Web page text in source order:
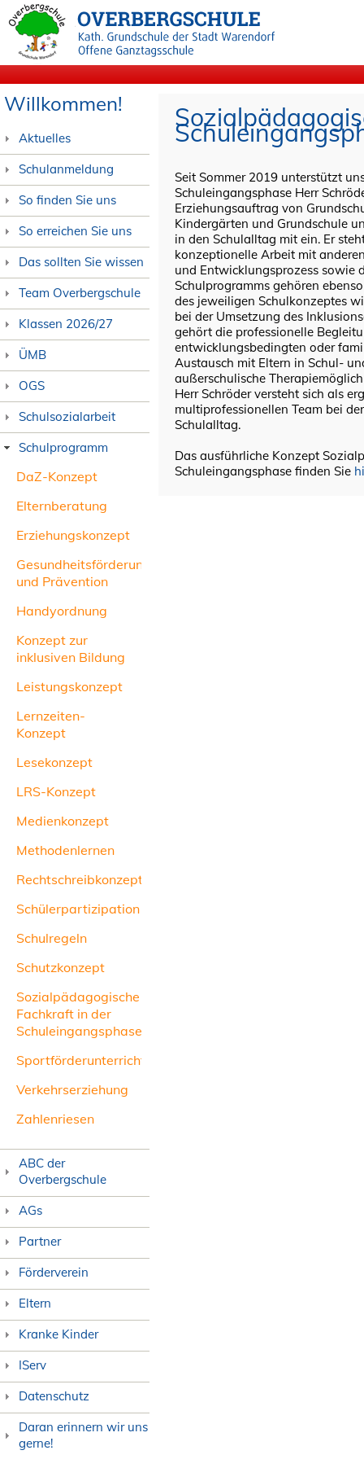
Willkommen!
Aktuelles
Schulanmeldung
So finden Sie uns
So erreichen Sie uns
Das sollten Sie wissen
Team Overbergschule
Klassen 2026/27
ÜMB
OGS
Schulsozialarbeit
Schulprogramm
DaZ-Konzept
Elternberatung
Erziehungskonzept
Gesundheitsförderung
und Prävention
Handyordnung
Konzept zur
inklusiven Bildung
Leistungskonzept
Lernzeiten-
Konzept
Lesekonzept
LRS-Konzept
Medienkonzept
Methodenlernen
Rechtschreibkonzept
Schülerpartizipation
Schulregeln
Schutzkonzept
Sozialpädagogische
Fachkraft in der
Schuleingangsphase
Sportförderunterricht
Verkehrserziehung
Zahlenriesen
ABC der
Overbergschule
AGs
Partner
Förderverein
Eltern
Kranke Kinder
IServ
Datenschutz
Daran erinnern wir uns
gerne!
Seit Sommer 2019 unterstützt
Schuleingangsphase Herr
Erziehungsauftrag von
Kindergärten und Grundschule
in den Schulalltag mit ein. Er
konzeptionelle Arbeit mit
und Entwicklungsprozess sowie
Schulprogramms gehören
des jeweiligen Schulkonzeptes
bei der Umsetzung des
gehört die professionelle
entwicklungsbedingten oder
Austausch mit Eltern in Schul-
außerschulische
Herr Schröder versteht sich als
multiprofessionellen Team bei
Schulalltag.
Das ausführliche Konzept
Schuleingangsphase finden Sie